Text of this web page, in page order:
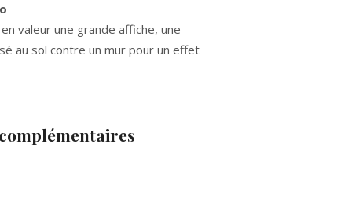
valeur une grande affiche, une
au sol contre un mur pour un effet